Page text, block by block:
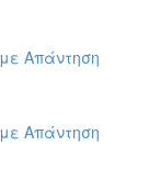
Απάντηση
Απάντηση